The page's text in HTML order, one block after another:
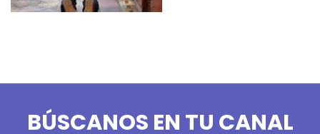
BÚSCANOS EN TU CANAL